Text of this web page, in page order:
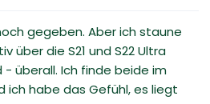
gegeben. Aber ich staune
über die S21 und S22 Ultra
überall. Ich finde beide im
ich habe das Gefühl, es liegt